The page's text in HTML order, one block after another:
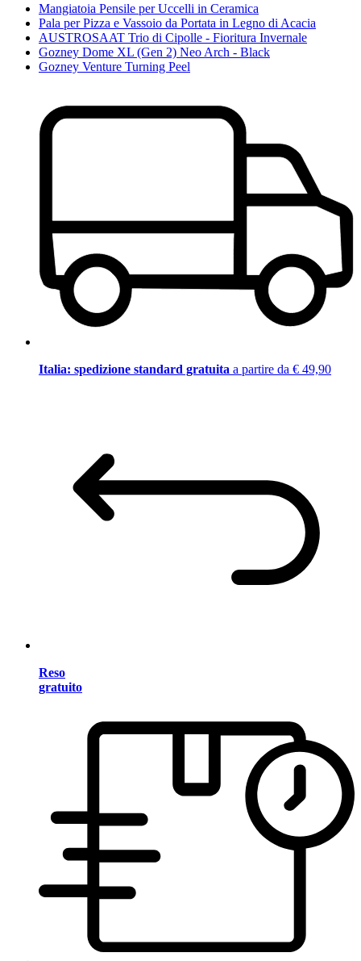
Mangiatoia Pensile per Uccelli in Ceramica
Pala per Pizza e Vassoio da Portata in Legno di Acacia
AUSTROSAAT Trio di Cipolle - Fioritura Invernale
Gozney Dome XL (Gen 2) Neo Arch - Black
Gozney Venture Turning Peel
Italia: spedizione standard gratuita a partire da € 49,90
Reso
gratuito